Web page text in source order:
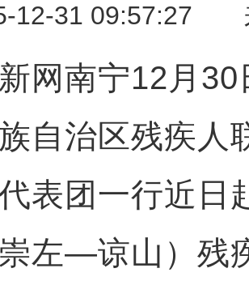
12-31 09:57:27
南宁12月30
自治区残疾人
表团一行近日
左—谅山）残